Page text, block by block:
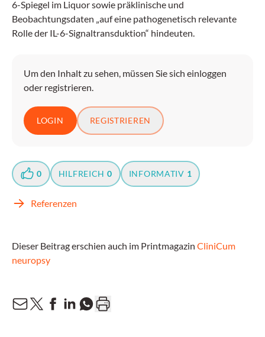
6-Spiegel im Liquor sowie präklinische und
Beobachtungsdaten „auf eine pathogenetisch relevante
Rolle der IL-6-Signaltransduktion“ hindeuten.
Um den Inhalt zu sehen, müssen Sie sich einloggen
oder registrieren.
LOGIN REGISTRIEREN
0 HILFREICH 0 INFORMATIV 1
Referenzen
Dieser Beitrag erschien auch im Printmagazin CliniCum
neuropsy